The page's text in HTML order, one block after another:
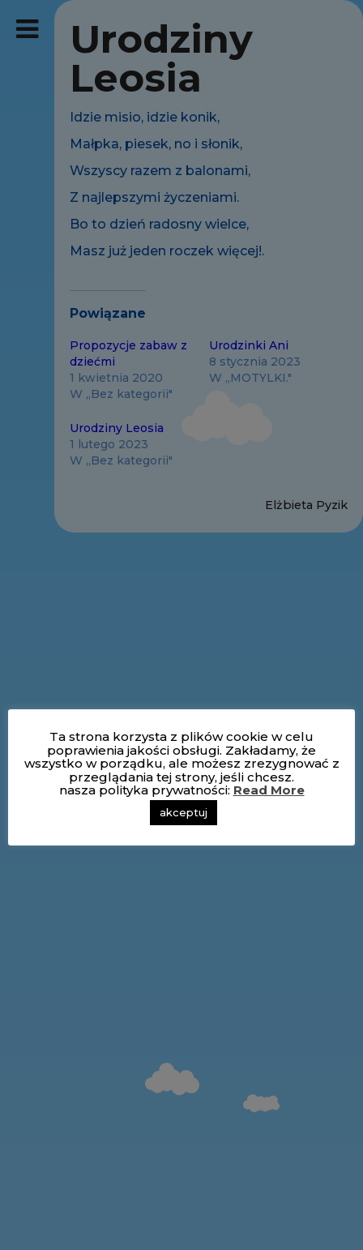
Urodziny
Leosia
Idzie misio, idzie konik,
Małpka, piesek, no i słonik,
Wszyscy razem z balonami,
Z najlepszymi życzeniami.
Bo to dzień radosny wielce,
Masz już jeden roczek więcej!.
Powiązane
Propozycje zabaw z
dziećmi
1 kwietnia 2020
W „Bez kategorii"
Urodzinki Ani
8 stycznia 2023
W „MOTYLKI."
Urodziny Leosia
1 lutego 2023
W „Bez kategorii"
Elżbieta Pyzik
Ta strona korzysta z plików cookie w celu
poprawienia jakości obsługi. Zakładamy, że
wszystko w porządku, ale możesz zrezygnować z
przeglądania tej strony, jeśli chcesz.
nasza polityka prywatności: Read More
akceptuj